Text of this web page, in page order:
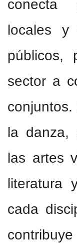
conecta
locales y
públicos,
sector a
la danza,
las artes
literatura
cada